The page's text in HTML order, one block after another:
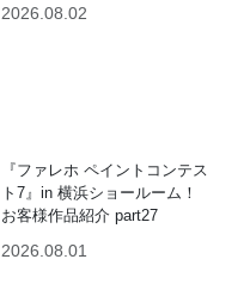
2026.08.02
『ファレホ ペイントコンテス
ト7』in 横浜ショールーム！
お客様作品紹介 part27
2026.08.01